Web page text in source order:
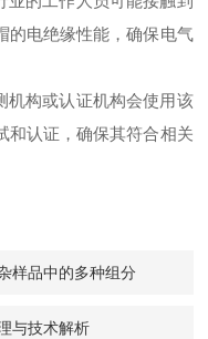
的电绝缘性能，确保电气
构或认证机构会使用该
和认证，确保其符合相关
样品中的多种组分
与技术解析